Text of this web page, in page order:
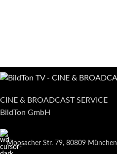
CINE & BROADCAST SERVICE
BildTon GmbH
Moosacher Str. 79, 80809 München